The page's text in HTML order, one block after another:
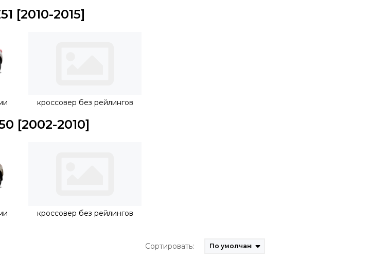
[2010-2015]
кроссовер без рейлингов
[2002-2010]
кроссовер без рейлингов
Сортировать: